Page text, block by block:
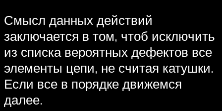
Смысл данных действий
заключается в том, чтоб исключить
из списка вероятных дефектов все
элементы цепи, не считая катушки.
Если все в порядке движемся
далее.